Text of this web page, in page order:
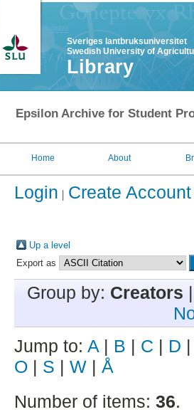
Sveriges lantbruksuniversitet
Swedish University of
Library
Epsilon Archive for Student
Home About
Login Create Account
Up a level
Export as
Group by: Creators
Jump to: A | B | C | D
O | S | W | Å
Number of items: 36.